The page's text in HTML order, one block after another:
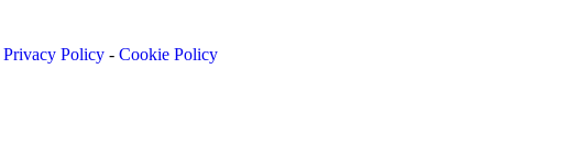
Privacy Policy - Cookie Policy